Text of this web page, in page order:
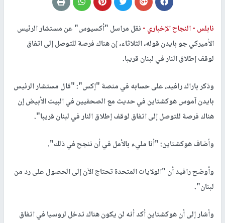
نابلس -النجاح الإخباري -نقل مراسل "أكسيوس" عن مستشار الرئيس
الأميركي جو بايدن قوله، الثلاثاء، إن هناك فرصة للتوصل إلى اتفاق
لوقف إطلاق النار في لبنان قريبا.
وذكر باراك رافيد، على حسابه في منصة "إكس": "قال مستشار الرئيس
بايدن آموس هوكشتاين في حديث مع الصحفيين في البيت الأبيض إن
هناك فرصة للتوصل إلى اتفاق لوقف إطلاق النار في لبنان قريبا".
وأضاف هوكشتاين: "أنا مليء بالأمل في أن ننجح في ذلك".
وأوضح رافيد أن "الولايات المتحدة تحتاج الآن إلى الحصول على رد من
لبنان".
وأشار إلى أن هوكشتاين أكد أنه لن يكون هناك تدخل لروسيا في اتفاق